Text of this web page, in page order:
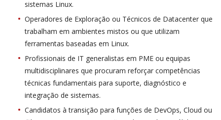
sistemas Linux.
Operadores de Exploração ou Técnicos de Datacenter que
trabalham em ambientes mistos ou que utilizam
ferramentas baseadas em Linux.
Profissionais de IT generalistas em PME ou equipas
multidisciplinares que procuram reforçar competências
técnicas fundamentais para suporte, diagnóstico e
integração de sistemas.
Candidatos à transição para funções de DevOps, Cloud ou